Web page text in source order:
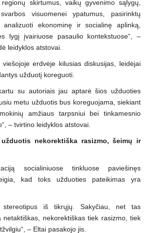
skirtumus, vaikų gyvenimo sąlygų,
visuomenei ypatumus, pasirinktų
analizuoti ekonominę ir socialinę aplinką,
lygį įvairiuose pasaulio kontekstuose“, –
leidyklos atstovai.
erdvėje kilusias diskusijas, leidėjai
užduotį koreguoti.
su autoriais jau aptarė šios užduoties
metu užduotis bus koreguojama, siekiant
amžiaus tarpsniui bei tinkamesnio
– tvirtino leidyklos atstovai.
nekorektiška rasizmo, šeimų ir
socialiniuose tinkluose paviešinęs
kad toks užduoties pateikimas yra
iš tikrųjų. Sakyčiau, net tas
netaktiškas, nekorektiškas tiek rasizmo, tiek
– Eltai pasakojo jis.